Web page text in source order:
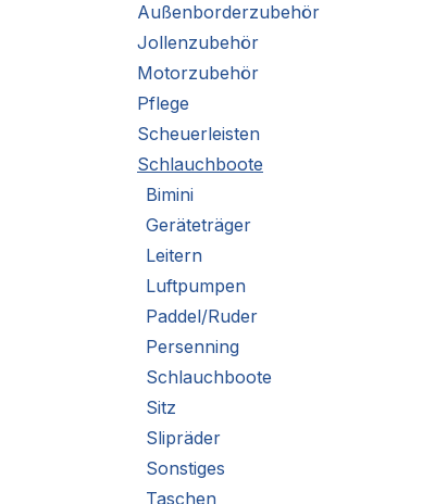
Außenborderzubehör
Jollenzubehör
Motorzubehör
Pflege
Scheuerleisten
Schlauchboote
Bimini
Geräteträger
Leitern
Luftpumpen
Paddel/Ruder
Persenning
Schlauchboote
Sitz
Slipräder
Sonstiges
Taschen